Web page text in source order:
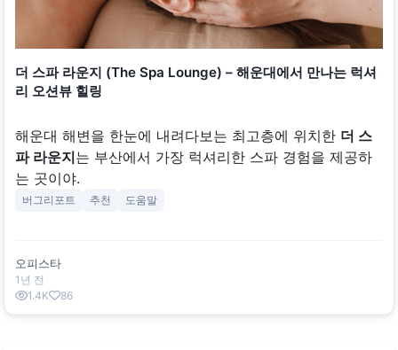
더 스파 라운지 (The Spa Lounge) – 해운대에서 만나는 럭셔
리 오션뷰 힐링
해운대 해변을 한눈에 내려다보는 최고층에 위치한 더 스
파 라운지는 부산에서 가장 럭셔리한 스파 경험을 제공하
는 곳이야.
버그리포트 추천 도움말
오피스타
1년 전
1.4K
86